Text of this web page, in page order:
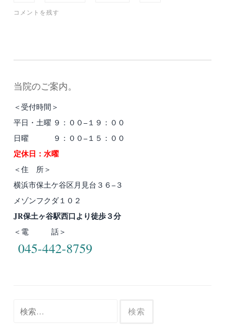
コメントを残す
当院のご案内。
＜受付時間＞
平日・土曜 ９：００−１９：００
日曜 ９：００−１５：００
定休日：水曜
＜住 所＞
横浜市保土ケ谷区月見台３６−３
メゾンフクダ１０２
JR保土ヶ谷駅西口より徒歩３分
＜電 話＞
045-442-8759